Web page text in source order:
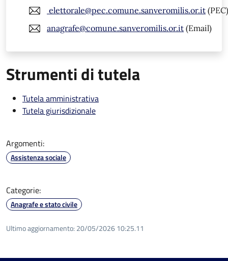
elettorale@pec.comune.sanveromilis.or.it (PEC)
anagrafe@comune.sanveromilis.or.it (Email)
Strumenti di tutela
Tutela amministrativa
Tutela giurisdizionale
Argomenti:
Assistenza sociale
Categorie:
Anagrafe e stato civile
Ultimo aggiornamento: 20/05/2026 10:25.11